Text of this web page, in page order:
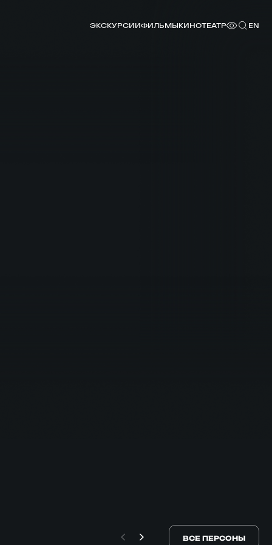
ЭКСКУРСИИФИЛЬМЫКИНОТЕАТР EN
ВСЕ ПЕРСОНЫ